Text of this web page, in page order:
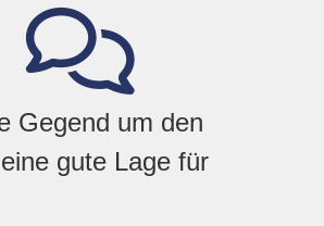
Gegend um den
gute Lage für